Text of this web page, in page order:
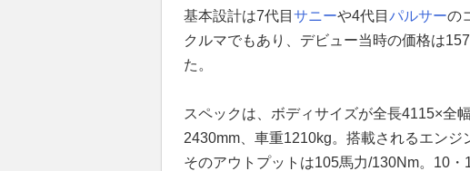
基本設計は7代目 サニーや4代目 パルサーの
クルマでもあり、デビュー当時の価格は
た。
スペックは、ボディサイズが全長4115×全
2430mm、車重1210kg。搭載されるエンジ
そのアウトプットは105馬力/130Nm。10・